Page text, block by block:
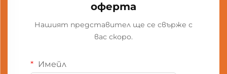
оферта
Нашият представител ще се свърже с
вас скоро.
Имейл